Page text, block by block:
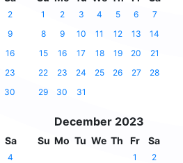
2
9
16
23
30
1 2 3 4 5 6
7
8
9 10 11 12 13
14
15
16 17 18 19 20
21
22
23 24 25 26 27
28
29
30 31
Sa
4
December 2023
Su Mo Tu We Th Fr Sa
1
2